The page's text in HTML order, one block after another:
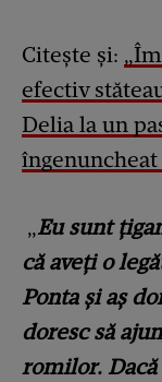
Citește și:
efectiv
Delia la un
„Eu sunt
că aveți o
Ponta și aș
doresc să
romilor. Dacă